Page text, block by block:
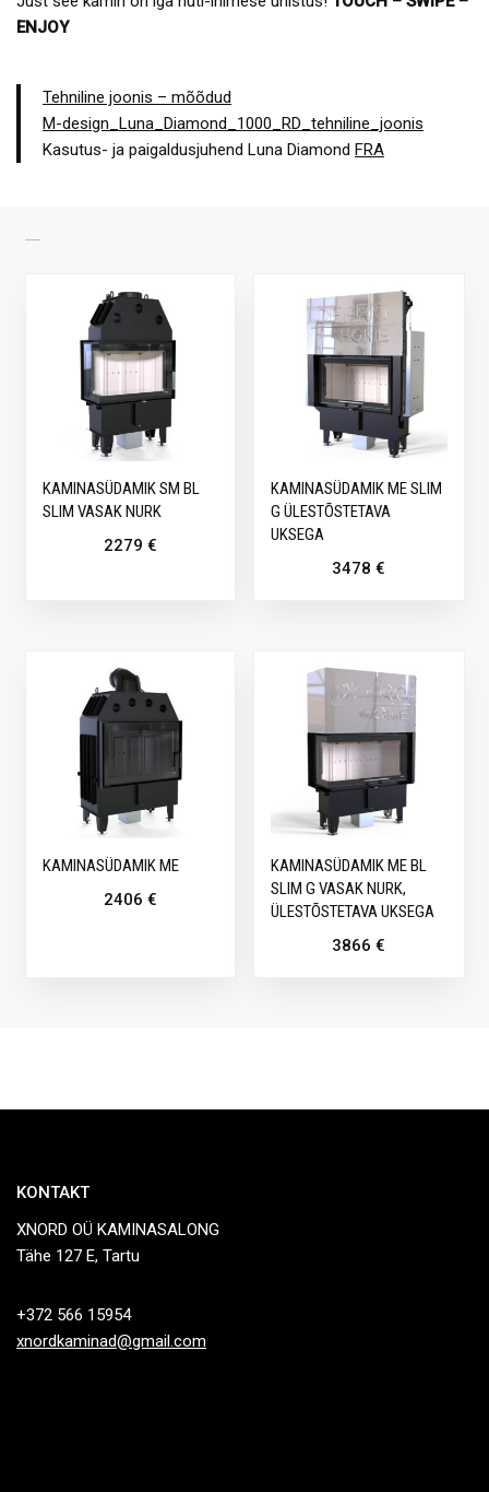
ENJOY
Tehniline joonis – mõõdud
M-design_Luna_Diamond_1000_RD_tehniline_joonis
Kasutus- ja paigaldusjuhend Luna Diamond FRA
KAMINASÜDAMIK SM BL
SLIM VASAK NURK
2279 €
KAMINASÜDAMIK ME SLIM
G ÜLESTÕSTETAVA
UKSEGA
3478€
KAMINASÜDAMIK ME
2406 €
KAMINASÜDAMIK ME BL
SLIM G VASAK NURK,
ÜLESTÕSTETAVA UKSEGA
3866€
KONTAKT
XNORD OÜ KAMINASALONG
Tähe 127 E, Tartu
+372 566 15954
xnordkaminad@gmail.com